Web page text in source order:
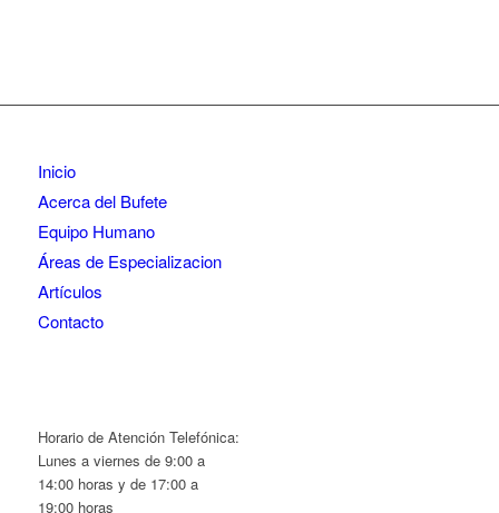
Inicio
Acerca del Bufete
Equipo Humano
Áreas de Especializacion
Artículos
Contacto
Horario de Atención Telefónica:
Lunes a viernes de 9:00 a
14:00 horas y de 17:00 a
19:00 horas